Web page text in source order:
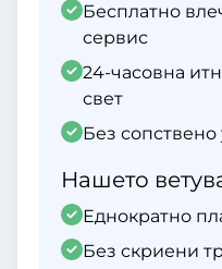
Бесплатно
сервис
24-часовна
свет
Без сопствено
Нашето
Еднократно
Без скриени